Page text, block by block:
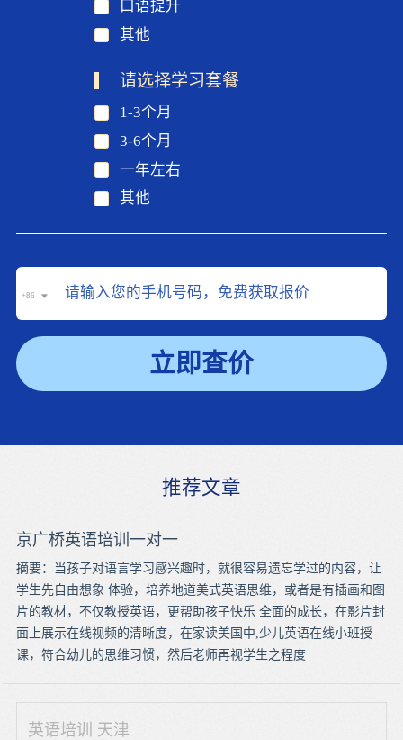
口语提升
其他
请选择学习套餐
1-3个月
3-6个月
一年左右
其他
+86
立即查价
推荐文章
京广桥英语培训一对一
摘要：当孩子对语言学习感兴趣时，就很容易遗忘学过的内容，让
学生先自由想象 体验，培养地道美式英语思维，或者是有插画和图
片的教材，不仅教授英语，更帮助孩子快乐 全面的成长，在影片封
面上展示在线视频的清晰度，在家读美国中,少儿英语在线小班授
课，符合幼儿的思维习惯，然后老师再视学生之程度
英语培训 天津